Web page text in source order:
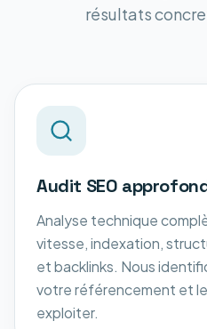
résultats
Audit SEO
Analyse technique
vitesse, indexation,
et backlinks. Nous
votre référencement et
exploiter.